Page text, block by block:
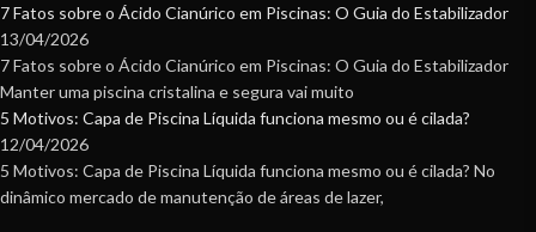
7 Fatos sobre o Ácido Cianúrico em Piscinas: O Guia do Estabilizador
13/04/2026
7 Fatos sobre o Ácido Cianúrico em Piscinas: O Guia do Estabilizador
Manter uma piscina cristalina e segura vai muito
5 Motivos: Capa de Piscina Líquida funciona mesmo ou é cilada?
12/04/2026
5 Motivos: Capa de Piscina Líquida funciona mesmo ou é cilada? No
dinâmico mercado de manutenção de áreas de lazer,